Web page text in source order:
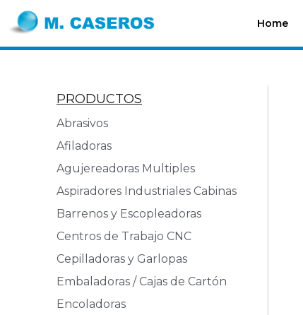
Home
PRODUCTOS
Abrasivos
Afiladoras
Agujereadoras Multiples
Aspiradores Industriales Cabinas
Barrenos y Escopleadoras
Centros de Trabajo CNC
Cepilladoras y Garlopas
Embaladoras / Cajas de Cartón
Encoladoras